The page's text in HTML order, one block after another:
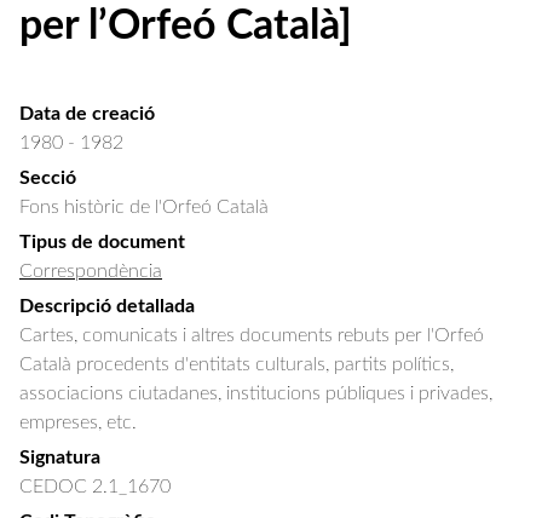
per l’Orfeó Català]
Data de creació
1980 - 1982
Secció
Fons històric de l'Orfeó Català
Tipus de document
Correspondència
Descripció detallada
Cartes, comunicats i altres documents rebuts per l'Orfeó
Català procedents d'entitats culturals, partits polítics,
associacions ciutadanes, institucions públiques i privades,
empreses, etc.
Signatura
CEDOC 2.1_1670